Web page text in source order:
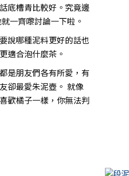
底槽青比較好。究竟邊
一齊嚟討論一下啦。
說哪種泥料更好的話也
適合泡什麼茶。
是朋友們各有所愛，有
卻最愛朱泥壺。 就像
歡橘子一樣，你無法判